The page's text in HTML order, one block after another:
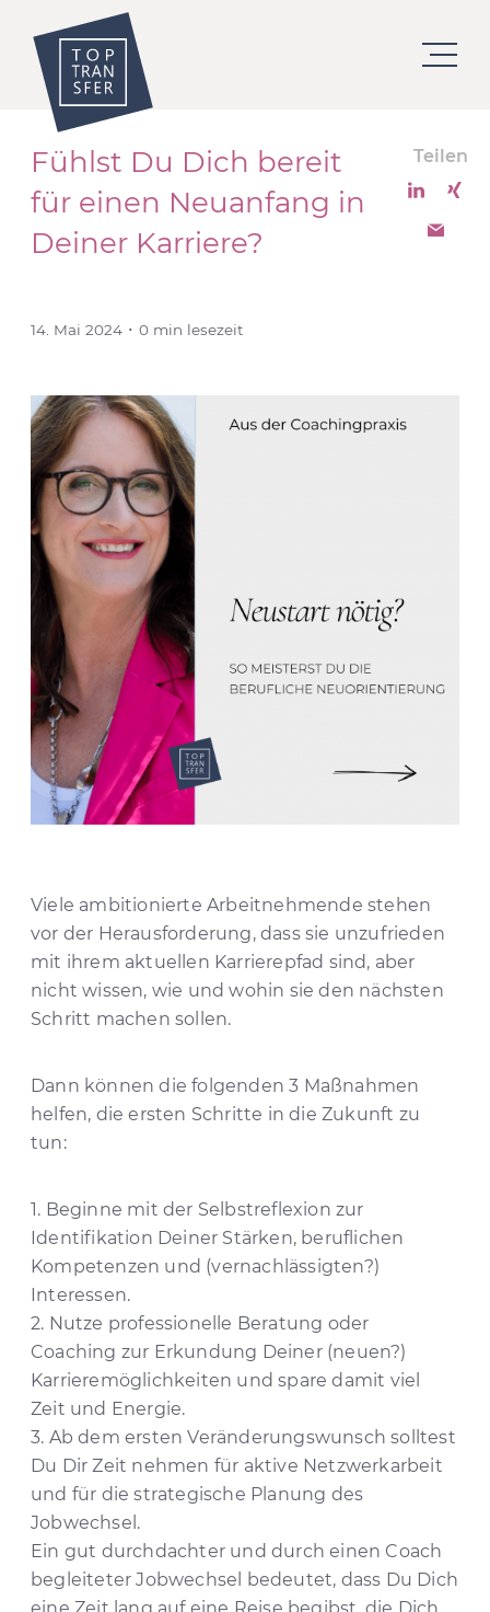
Teilen
Fühlst Du Dich bereit
für einen Neuanfang in
Deiner Karriere?
14. Mai 2024 ･ 0 min lesezeit
Viele ambitionierte Arbeitnehmende stehen
vor der Herausforderung, dass sie unzufrieden
mit ihrem aktuellen Karrierepfad sind, aber
nicht wissen, wie und wohin sie den nächsten
Schritt machen sollen.
Dann können die folgenden 3 Maßnahmen
helfen, die ersten Schritte in die Zukunft zu
tun:
1. Beginne mit der Selbstreflexion zur
Identifikation Deiner Stärken, beruflichen
Kompetenzen und (vernachlässigten?)
Interessen.
2. Nutze professionelle Beratung oder
Coaching zur Erkundung Deiner (neuen?)
Karrieremöglichkeiten und spare damit viel
Zeit und Energie.
3. Ab dem ersten Veränderungswunsch solltest
Du Dir Zeit nehmen für aktive Netzwerkarbeit
und für die strategische Planung des
Jobwechsel.
Ein gut durchdachter und durch einen Coach
begleiteter Jobwechsel bedeutet, dass Du Dich
eine Zeit lang auf eine Reise begibst, die Dich